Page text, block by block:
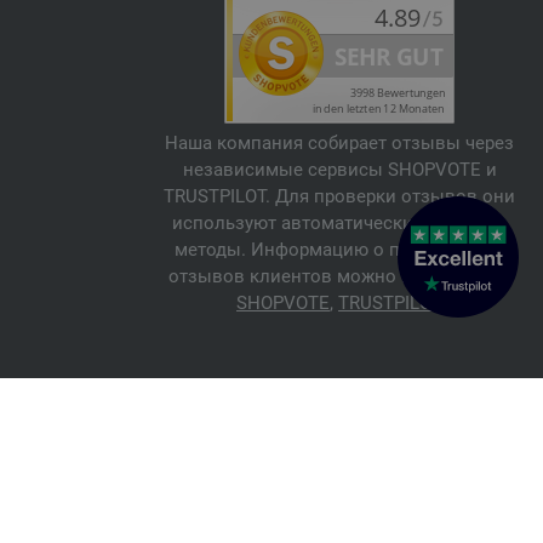
Наша компания собирает отзывы через
независимые сервисы SHOPVOTE и
TRUSTPILOT. Для проверки отзывов они
используют автоматические и ручные
методы. Информацию о подлинности
отзывов клиентов можно найти здесь:
SHOPVOTE, TRUSTPILOT